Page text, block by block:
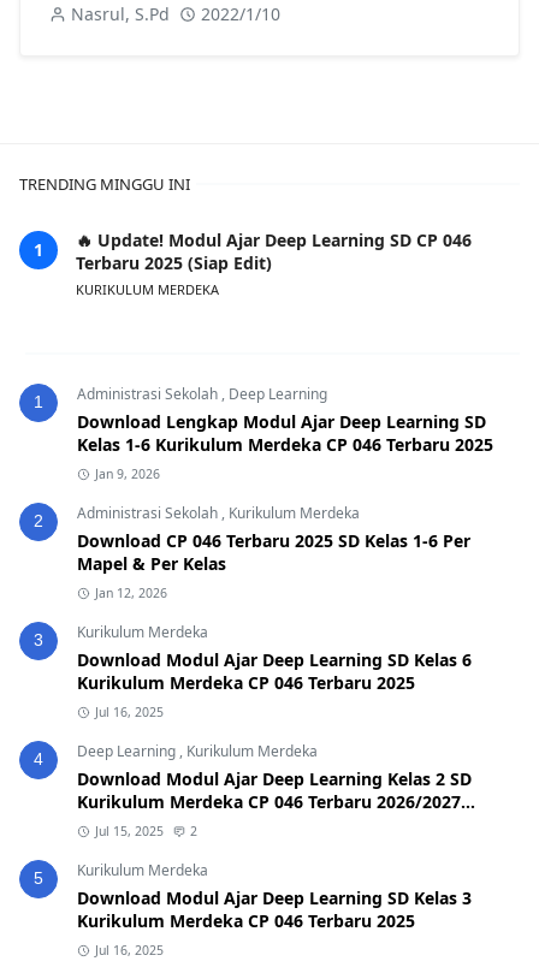
Nasrul, S.Pd 2022/1/10
TRENDING MINGGU INI
🔥 Update! Modul Ajar Deep Learning SD CP 046
Terbaru 2025 (Siap Edit)
KURIKULUM MERDEKA
1 Administrasi Sekolah , Deep Learning
Download Lengkap Modul Ajar Deep Learning SD
Kelas 1-6 Kurikulum Merdeka CP 046 Terbaru 2025
Jan 9, 2026
2 Administrasi Sekolah , Kurikulum Merdeka
Download CP 046 Terbaru 2025 SD Kelas 1-6 Per
Mapel & Per Kelas
Jan 12, 2026
3 Kurikulum Merdeka
Download Modul Ajar Deep Learning SD Kelas 6
Kurikulum Merdeka CP 046 Terbaru 2025
Jul 16, 2025
4 Deep Learning , Kurikulum Merdeka
Download Modul Ajar Deep Learning Kelas 2 SD
Kurikulum Merdeka CP 046 Terbaru 2026/2027
(Format Word & PDF)
Jul 15, 2025 2
5 Kurikulum Merdeka
Download Modul Ajar Deep Learning SD Kelas 3
Kurikulum Merdeka CP 046 Terbaru 2025
Jul 16, 2025